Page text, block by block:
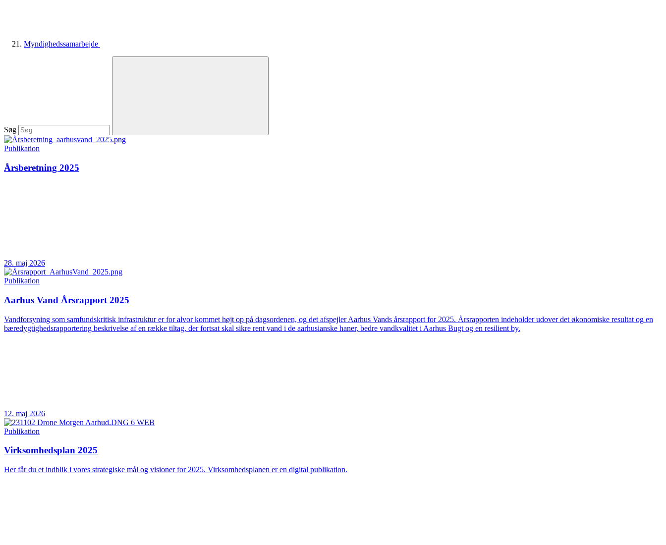
Myndighedssamarbejde
Søg
Publikation
Årsberetning 2025
28. maj 2026
Publikation
Aarhus Vand Årsrapport 2025
Vandforsyning som samfundskritisk infrastruktur er for alvor kommet højt op på dagsordenen, og det afspejler Aarhus Vands årsrapport for 2025. Årsrapporten indeholder udover det økonomiske resultat og en
bæredygtighedsrapportering beskrivelse af en række tiltag, der fortsat skal sikre rent vand i de aarhusianske haner, bedre vandkvalitet i Aarhus Bugt og en resilient by.
12. maj 2026
Publikation
Virksomhedsplan 2025
Her får du et indblik i vores strategiske mål og visioner for 2025. Virksomhedsplanen er en digital publikation.